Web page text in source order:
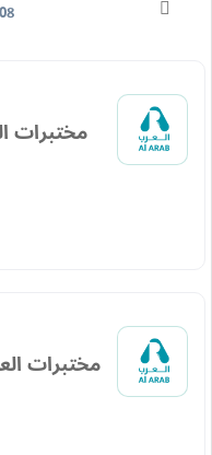
مختبرات
مختبرات